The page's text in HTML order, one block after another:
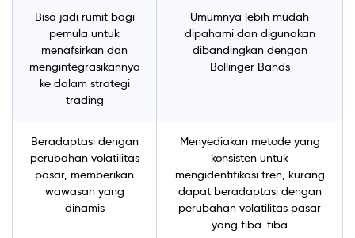
Bisa jadi rumit bagi
pemula untuk
menafsirkan dan
mengintegrasikannya
ke dalam strategi
trading
Umumnya lebih mudah
dipahami dan digunakan
dibandingkan dengan
Bollinger Bands
Beradaptasi dengan
perubahan volatilitas
pasar, memberikan
wawasan yang
dinamis
Menyediakan metode yang
konsisten untuk
mengidentifikasi tren, kurang
dapat beradaptasi dengan
perubahan volatilitas pasar
yang tiba-tiba